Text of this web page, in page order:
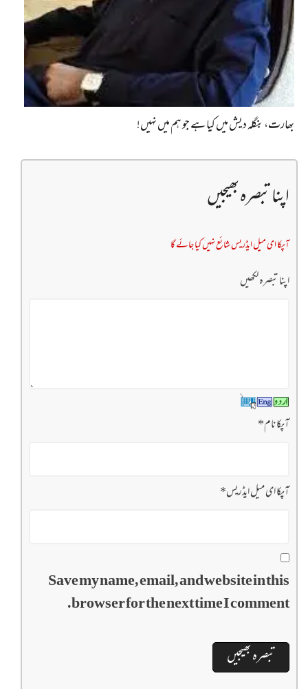
بھارت، بنگلہ دیش میں کیا ہے جو ہم میں نہیں!
اپنا تبصرہ بھیجیں
آپکا ای میل ایڈریس شائع نہیں کیا جائے گا
اپنا تبصرہ لکھیں
آپکا نام*
آپکا ای میل ایڈریس*
Save my name, email, and website in this
browser for the next time I comment.